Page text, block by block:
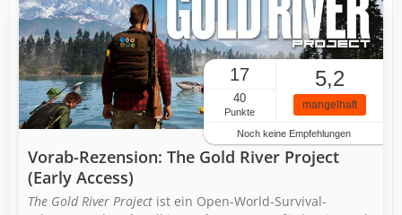
17
40
Punkte
5,2
mangelhaft
Noch keine Empfehlungen
Vorab-Rezension: The Gold River Project
(Early Access)
The Gold River Project ist ein Open-World-Survival-